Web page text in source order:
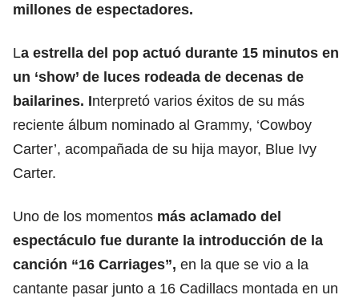
millones de espectadores.
La estrella del pop actuó durante 15 minutos en
un ‘show’ de luces rodeada de decenas de
bailarines. Interpretó varios éxitos de su más
reciente álbum nominado al Grammy, ‘Cowboy
Carter’, acompañada de su hija mayor, Blue Ivy
Carter.
Uno de los momentos más aclamado del
espectáculo fue durante la introducción de la
canción “16 Carriages”, en la que se vio a la
cantante pasar junto a 16 Cadillacs montada en un